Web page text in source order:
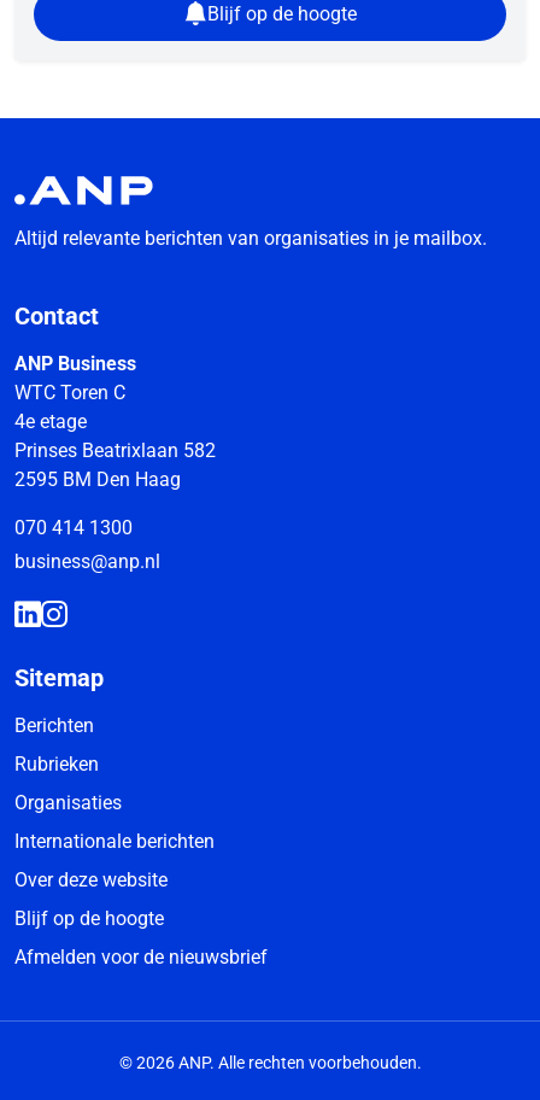
Blijf op de hoogte
Altijd relevante berichten van organisaties in je mailbox.
Contact
ANP Business
WTC Toren C
4e etage
Prinses Beatrixlaan 582
2595 BM Den Haag
070 414 1300
business@anp.nl
Sitemap
Berichten
Rubrieken
Organisaties
Internationale berichten
Over deze website
Blijf op de hoogte
Afmelden voor de nieuwsbrief
© 2026 ANP. Alle rechten voorbehouden.